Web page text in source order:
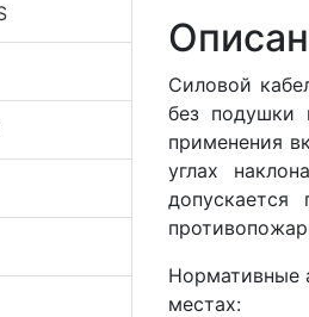
Силовой
без подушки
применения
углах
Нормативные
местах: